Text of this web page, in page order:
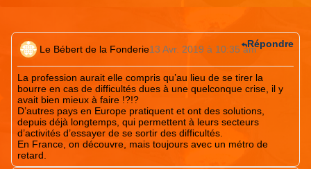
Le Bébert de la Fonderie13 Avr. 2019 à 10:35 am
La profession aurait elle compris qu’au lieu de se tirer la
bourre en cas de difficultés dues à une quelconque crise, il y
avait bien mieux à faire !?!?
D’autres pays en Europe pratiquent et ont des solutions,
depuis déjà longtemps, qui permettent à leurs secteurs
d’activités d’essayer de se sortir des difficultés.
En France, on découvre, mais toujours avec un métro de
retard.
Répondre